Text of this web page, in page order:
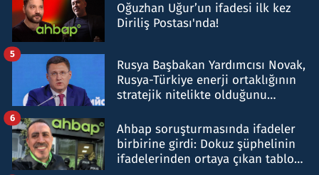
Oğuzhan Uğur’un ifadesi ilk kez
Diriliş Postası'nda!
Rusya Başbakan Yardımcısı Novak,
Rusya-Türkiye enerji ortaklığının
stratejik nitelikte olduğunu
5
Ahbap soruşturmasında ifadeler
birbirine girdi: Dokuz şüphelinin
ifadelerinden ortaya çıkan tablo
6